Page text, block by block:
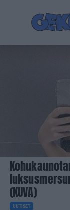
(KUVA)
UUTISET